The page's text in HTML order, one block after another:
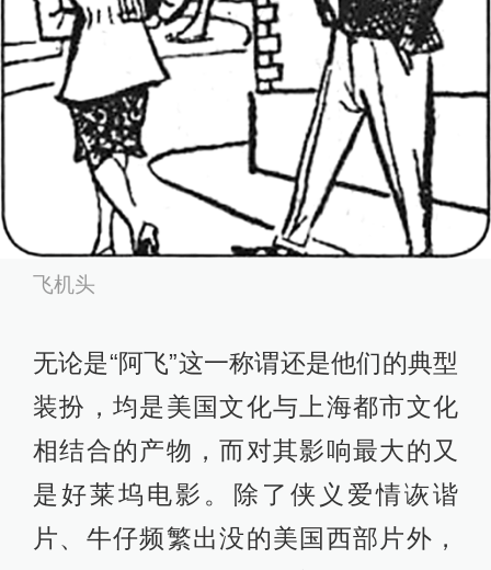
飞机头
无论是“阿飞”这一称谓还是他们的典型
装扮，均是美国文化与上海都市文化
相结合的产物，而对其影响最大的又
是好莱坞电影。除了侠义爱情诙谐
片、牛仔频繁出没的美国西部片外，